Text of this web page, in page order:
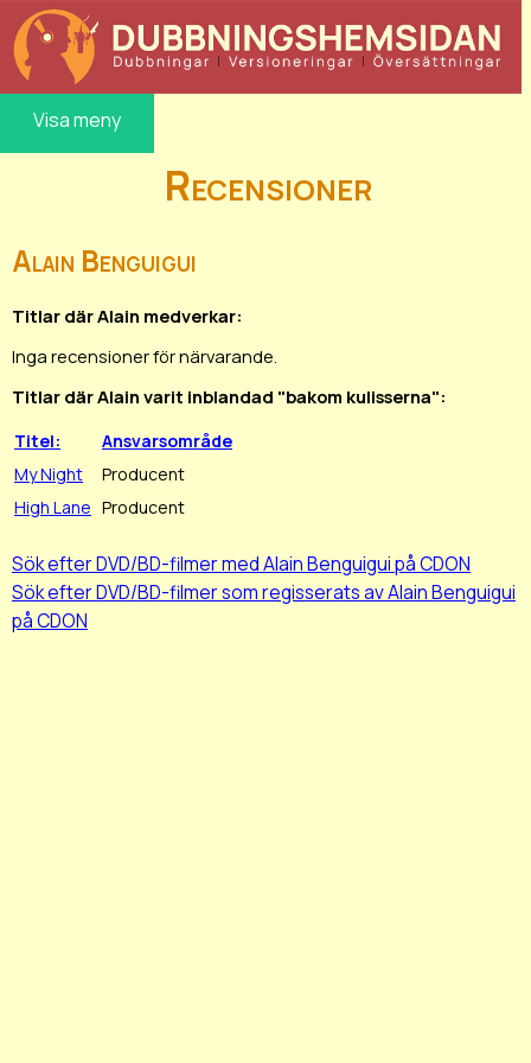
Visa meny
Recensioner
Alain Benguigui
Titlar där Alain medverkar:
Inga recensioner för närvarande.
Titlar där Alain varit inblandad "bakom kulisserna":
Titel:
Ansvarsområde
My Night
Producent
High Lane Producent
Sök efter DVD/BD-filmer med Alain Benguigui på CDON
Sök efter DVD/BD-filmer som regisserats av Alain Benguigui
på CDON